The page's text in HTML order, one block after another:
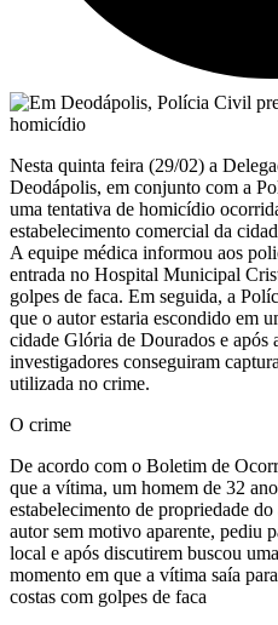
Nesta quinta feira (29/02) a
Deodápolis, em conjunto com a
uma tentativa de homicídio
estabelecimento comercial da
A equipe médica informou aos
entrada no Hospital Municipal
golpes de faca. Em seguida, a
que o autor estaria escondido em
cidade Glória de Dourados e após
investigadores conseguiram
utilizada no crime.
O crime
De acordo com o Boletim de
que a vítima, um homem de 32
estabelecimento de propriedade
autor sem motivo aparente, pediu
local e após discutirem buscou
momento em que a vítima saía
costas com golpes de faca